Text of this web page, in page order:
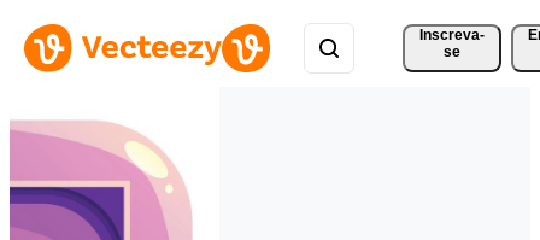
Inscreva-
se